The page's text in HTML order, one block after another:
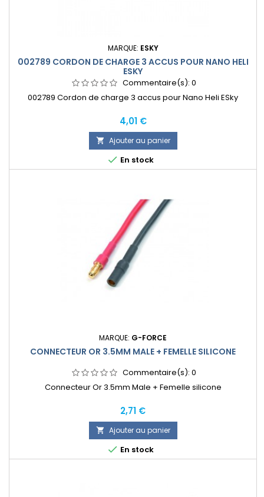
MARQUE: ESKY
002789 CORDON DE CHARGE 3 ACCUS POUR NANO HELI
ESKY
Commentaire(s): 0
002789 Cordon de charge 3 accus pour Nano Heli ESky
Prix
4,01 €
 Ajouter au panier
 En stock
MARQUE: G-FORCE
CONNECTEUR OR 3.5MM MALE + FEMELLE SILICONE
Commentaire(s): 0
Connecteur Or 3.5mm Male + Femelle silicone
Prix
2,71 €
 Ajouter au panier
 En stock